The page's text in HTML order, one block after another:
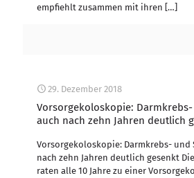
empfiehlt zusammen mit ihren […]
29. Dezember 2018
Vorsorgekoloskopie:
auch nach zehn Jahren deutlich
Vorsorgekoloskopie: Darmkrebs- und
nach zehn Jahren deutlich gesenkt
raten alle 10 Jahre zu einer